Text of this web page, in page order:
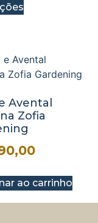
Avental
Zofia
ao carrinho